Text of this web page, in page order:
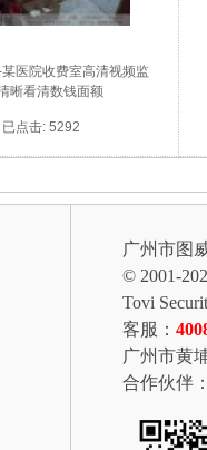
医院收费室高清视频监
晰看清数钱面额
已点击: 5292
广州市图
© 2001-
Tovi
客服：
广州市黄
合作伙伴：